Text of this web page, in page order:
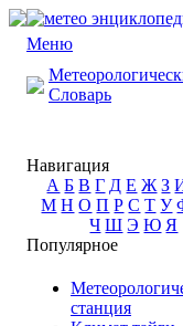
Меню
Словарь
Навигация
А Б В Г Д Е Ж З
М Н О П Р С Т У
Ч Ш Э Ю Я
Популярное
станция